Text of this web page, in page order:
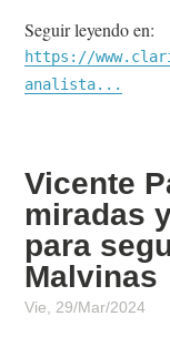
Seguir leyendo en:
https://
analista...
Vicente
miradas
para
Malvinas
Vie, 29/Mar/2024